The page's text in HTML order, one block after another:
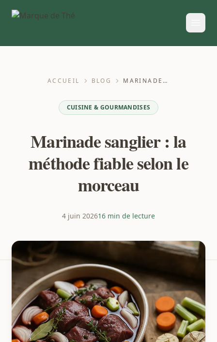
ACCUEIL BLOG MARINADE SANGLIER : LA MÉTHODE FIABLE SELON LE MORCEAU
CUISINE & GOURMANDISES
Marinade sanglier : la
méthode fiable selon le
morceau
4 juin 202616 min de lecture